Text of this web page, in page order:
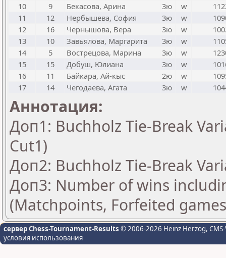
10
9 Бекасова, Арина 3ю w
11
12 Нербышева, София 3ю w
12
16 Чернышова, Вера 3ю w
13
10 Завьялова, Маргарита 3ю w
14
5 Вострецова, Марина 3ю w
15
15 Добуш, Юлиана 3ю w
16
11 Байкара, Ай-кыс 2ю w
17
14 Чегодаева, Агата 3ю w
Аннотация:
Доп1: Buchholz Tie-Break
Cut1)
Доп2: Buchholz Tie-Break
Доп3: Number of wins
(Matchpoints, Forfeited
сервер Chess-Tournament-Results © 2006-2026 Heinz Herzog,
условия использования